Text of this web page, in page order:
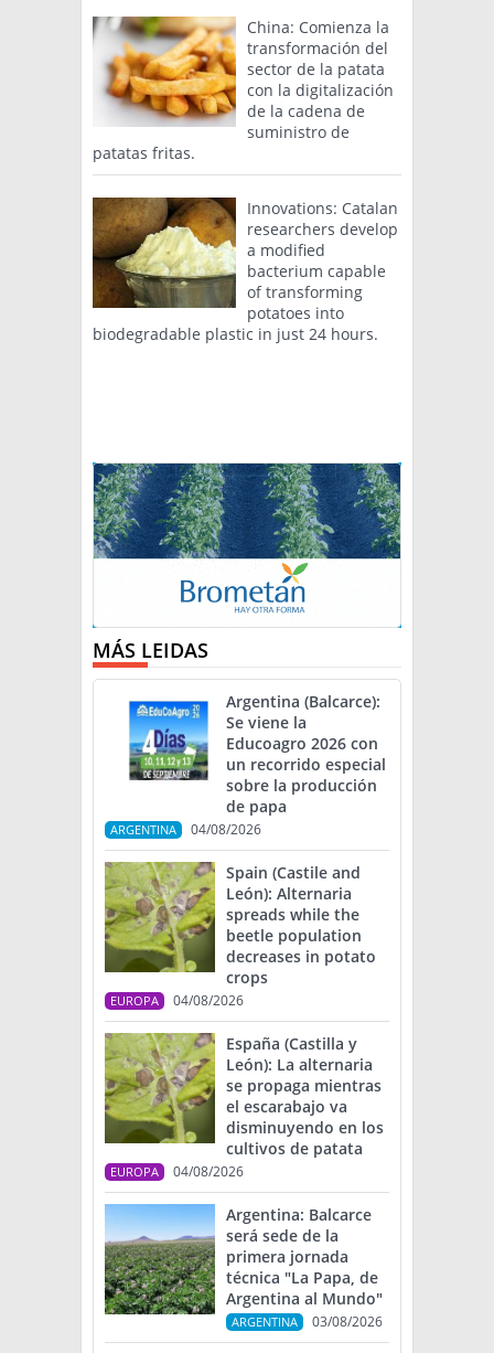
China: Comienza la
transformación del
sector de la patata
con la digitalización
de la cadena de
suministro de
patatas fritas.
Innovations: Catalan
researchers develop
a modified
bacterium capable
of transforming
potatoes into
biodegradable plastic in just 24 hours.
MÁS LEIDAS
Argentina (Balcarce):
Se viene la
Educoagro 2026 con
un recorrido especial
sobre la producción
de papa
ARGENTINA 04/08/2026
Spain (Castile and
León): Alternaria
spreads while the
beetle population
decreases in potato
crops
EUROPA 04/08/2026
España (Castilla y
León): La alternaria
se propaga mientras
el escarabajo va
disminuyendo en los
cultivos de patata
EUROPA 04/08/2026
Argentina: Balcarce
será sede de la
primera jornada
técnica "La Papa, de
Argentina al Mundo"
ARGENTINA 03/08/2026